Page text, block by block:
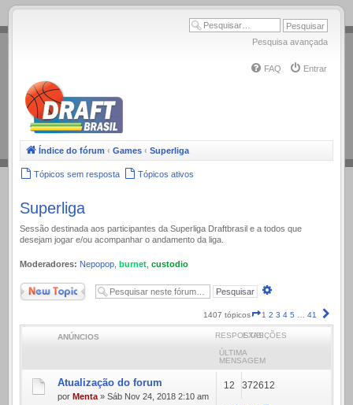
.
Pesquisa avançada
FAQ Entrar
Índice do fórum ‹ Games ‹ Superliga
Tópicos sem resposta Tópicos ativos
Superliga
Sessão destinada aos participantes da Superliga Draftbrasil e a todos que
desejam jogar e/ou acompanhar o andamento da liga.
Moderadores: Nepopop burnet custodio
Novo Tópico
1407 tópicos Página
1
de
1 2 3 4 5 … 41
ANÚNCIOS RESPOSTASEXIBIÇÕES
ÚLTIMA
MENSAGEM
Atualização do forum
por Menta » Sáb Nov 24, 2018 2:10 am
12 372612